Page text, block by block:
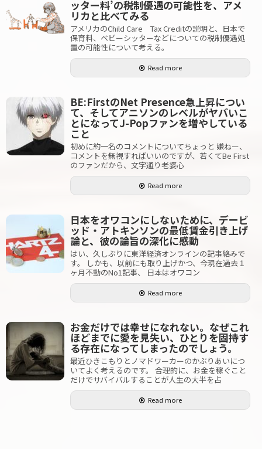
ッター料’の税制優遇の可能性を、アメ
リカと比べてみる
アメリカのChild Care Tax Creditの説明と、日本で
保育料、ベビーシッターなどについての税制優遇処
置の可能性について考える。
Read more
BE:FirstのNet Presence急上昇につい
て、そしてアニソンのレベルがヤバいこ
とになってJ-Popファンを増やしている
こと
初めに約一名のコメントについてちょっと 嫌ねー、
コメントを無視すればいいのですが、若くてBe First
のファンだから、文字通り老婆心
Read more
日本をオワコンにしないために、デービ
ッド・アトキンソンの最低賃金引き上げ
論と、彼の論旨の深化に感動
はい、久しぶりに東洋経済オンラインの記事絡みで
す。 しかも、以前にも取り上げかつ、今現在過去１
ヶ月不動のNo1記事、 日本はオワコン
Read more
お金だけでは幸せになれない。なぜこれ
ほどまでに愛を見失い、ひとりを固持す
る存在になってしまったのでしょう。
最近ひきこもりとノマドワーカーのかぶりあいにつ
いてよく考えるのです。 合理的に、お金を稼ぐこと
だけでサバイバルすることが人生の大半を占
Read more